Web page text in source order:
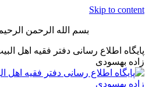
Skip to content
بسم الله الرحمن
پایگاه اطلاع رسانی دفتر فقیه اهل
زاده بهسودی